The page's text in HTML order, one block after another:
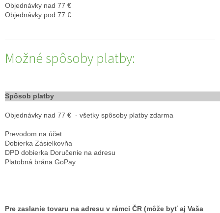
Objednávky nad 77 €
Objednávky pod 77 €
Možné spôsoby platby:
Spôsob platby
Objednávky nad 77 € - všetky spôsoby platby zdarma
Prevodom na účet
Dobierka Zásielkovňa
DPD dobierka Doručenie na adresu
Platobná brána GoPay
Pre zaslanie tovaru na adresu v rámci ČR (môže byť aj Vaša